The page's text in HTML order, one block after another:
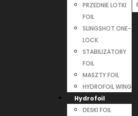
PRZEDNIE LOTKI
FOIL
SLINGSHOT ONE-
LOCK
STABILIZATORY
FOIL
MASZTY FOIL
HYDROFOIL WING
Hydrofoil
DESKI FOIL